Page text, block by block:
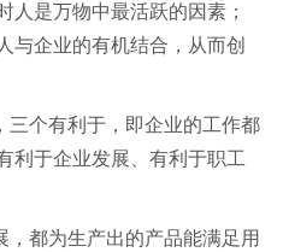
人是万物中最活跃的因素；
与企业的有机结合，从而创
三个有利于，即企业的工作都
利于企业发展、有利于职工
都为生产出的产品能满足用